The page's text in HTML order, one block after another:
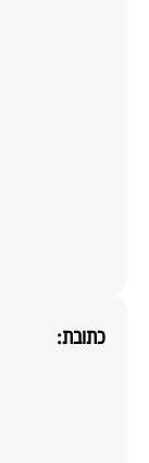
כתובת: